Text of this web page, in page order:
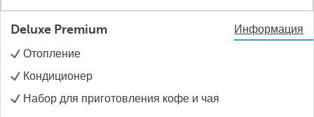
Deluxe Premium
Информация
Отопление
Кондиционер
Набор для приготовления кофе и чая